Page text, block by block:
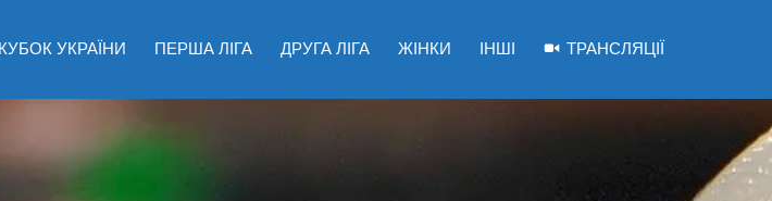
КУБОК УКРАЇНИ ПЕРША ЛІГА ДРУГА ЛІГА ЖІНКИ ІНШІ ТРАНСЛЯЦІЇ